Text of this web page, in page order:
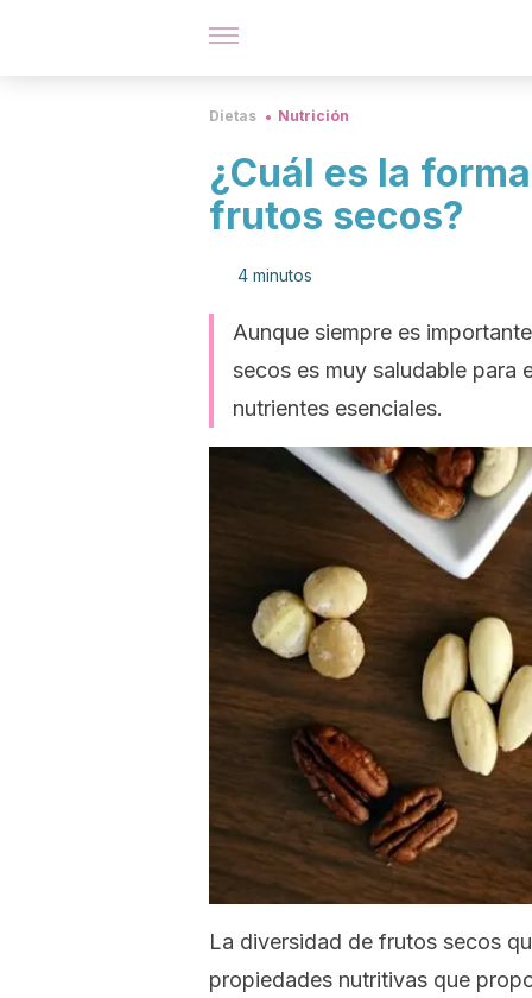
Dietas Nutrición
¿Cuál es la
frutos secos?
4 minutos
Aunque siempre es
secos es muy saludable para
nutrientes esenciales.
La diversidad de frutos secos
propiedades nutritivas que